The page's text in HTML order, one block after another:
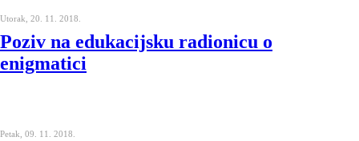
Utorak, 20. 11. 2018.
Poziv na edukacijsku radionicu o
enigmatici
Petak, 09. 11. 2018.